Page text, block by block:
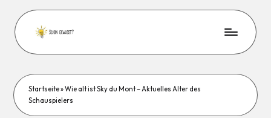
Startseite»Wie alt ist Sky du Mont – Aktuelles Alter des
Schauspielers